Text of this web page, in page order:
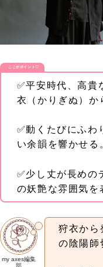
ここがポイント♡
✅平安時代、高貴
衣（かりぎぬ）
✅動くたびにふわ
い余韻を響かせる
✅少し丈が長めの
の妖艶な雰囲気を
my axes編集
部
狩衣から
の陰陽師